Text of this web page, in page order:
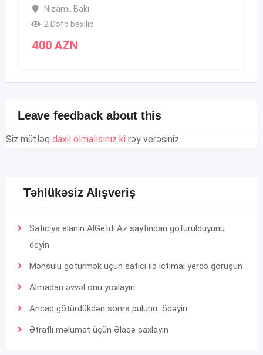
Nizami, Bakı
2 Dəfə baxılıb
400 AZN
Leave feedback about this
Siz mütləq daxil olmalısınız ki rəy verəsiniz.
Təhlükəsiz Alışveriş
Satıcıya elanın AlGetdi.Az saytından götürüldüyünü
deyin
Məhsulu götürmək üçün satıcı ilə ictimai yerdə görüşün
Almadan əvvəl onu yoxlayın
Ancaq götürdükdən sonra pulunu ödəyin
Ətraflı məlumat üçün Əlaqə saxlayın